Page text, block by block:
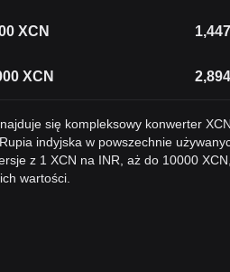
XCN
XCN
się kompleksowy konwerter
indyjska w powszechnie
z 1 XCN na INR, aż do 10000
wartości.